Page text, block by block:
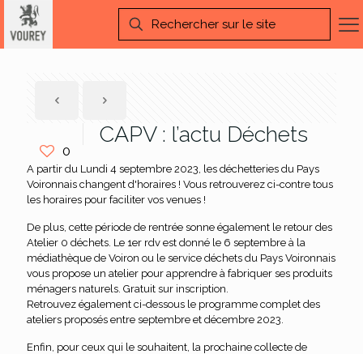
0
CAPV : l’actu Déchets
A partir du Lundi 4 septembre 2023, les déchetteries du Pays
Voironnais changent d'horaires ! Vous retrouverez ci-contre tous
les horaires pour faciliter vos venues !
De plus, cette période de rentrée sonne également le retour des
Atelier 0 déchets. Le 1er rdv est donné le 6 septembre à la
médiathèque de Voiron ou le service déchets du Pays Voironnais
vous propose un atelier pour apprendre à fabriquer ses produits
ménagers naturels. Gratuit sur inscription.
Retrouvez également ci-dessous le programme complet des
ateliers proposés entre septembre et décembre 2023.
Enfin, pour ceux qui le souhaitent, la prochaine collecte de